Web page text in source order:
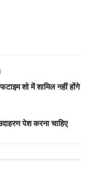
शो में शामिल नहीं होंगे
पेश करना चाहिए